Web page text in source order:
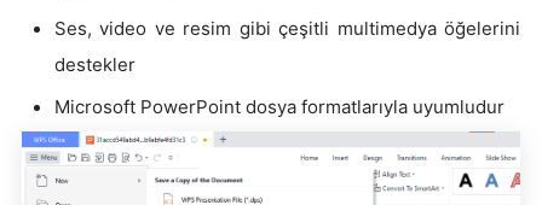
Ses, video ve resim gibi çeşitli multimedya öğelerini
destekler
Microsoft PowerPoint dosya formatlarıyla uyumludur